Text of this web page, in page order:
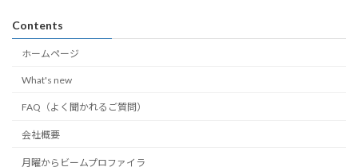
Contents
ホームページ
What's new
FAQ（よく聞かれるご質問）
会社概要
月曜からビームプロファイラ